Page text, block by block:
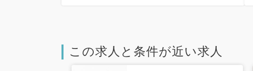
この求人と条件が近い求人